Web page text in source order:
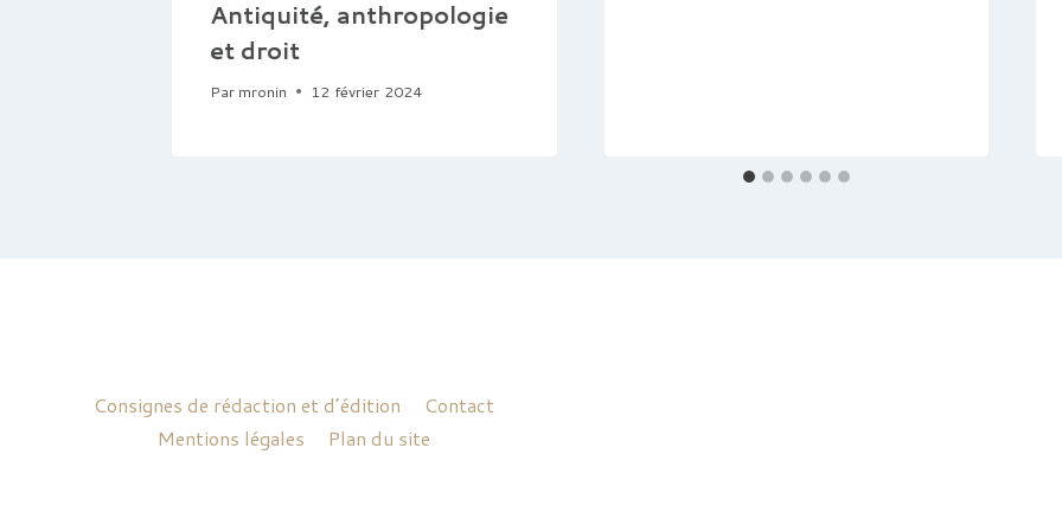
Antiquité, anthropologie
et droit
Par mronin 12 février 2024
Consignes de rédaction et d’édition
Contact
Mentions légales
Plan du site